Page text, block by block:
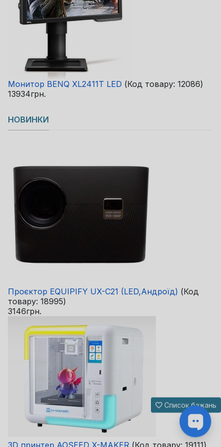
Монитор BENQ XL2411T LED (Код товару: 12086)
13934грн.
НОВИНКИ
Проєктор EQUIPIFY UX-C21 (LED,Андроїд) (Код
товару: 18995)
3146грн.
3D принтер AOSEED X-MAKER (Код товару: 19111)
Список бажань